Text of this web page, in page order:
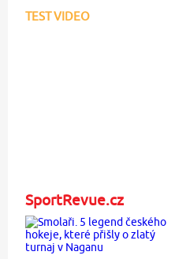
TEST VIDEO
SportRevue.cz